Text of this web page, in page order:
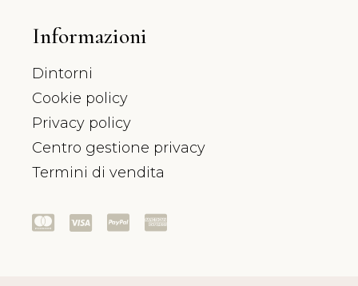
Informazioni
Dintorni
Cookie policy
Privacy policy
Centro gestione privacy
Termini di vendita